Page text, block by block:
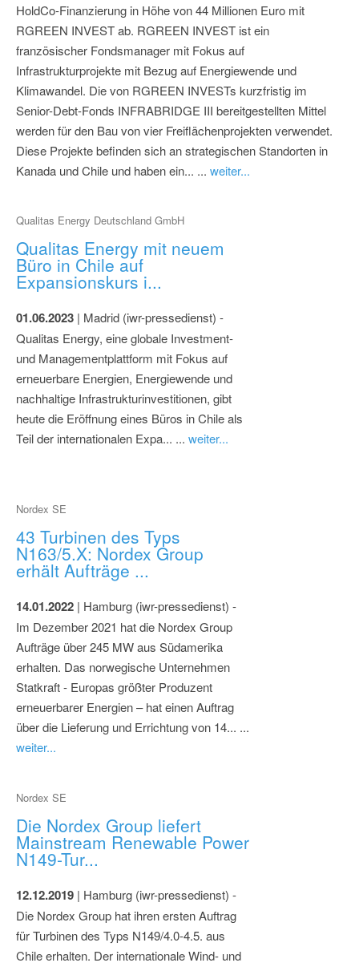
HoldCo-Finanzierung in Höhe von 44 Millionen Euro mit
RGREEN INVEST ab. RGREEN INVEST ist ein
französischer Fondsmanager mit Fokus auf
Infrastrukturprojekte mit Bezug auf Energiewende und
Klimawandel. Die von RGREEN INVESTs kurzfristig im
Senior-Debt-Fonds INFRABRIDGE III bereitgestellten Mittel
werden für den Bau von vier Freiflächenprojekten verwendet.
Diese Projekte befinden sich an strategischen Standorten in
Kanada und Chile und haben ein... ... weiter...
Qualitas Energy Deutschland GmbH
Qualitas Energy mit neuem
Büro in Chile auf
Expansionskurs i...
01.06.2023 | Madrid (iwr-pressedienst) -
Qualitas Energy, eine globale Investment-
und Managementplattform mit Fokus auf
erneuerbare Energien, Energiewende und
nachhaltige Infrastrukturinvestitionen, gibt
heute die Eröffnung eines Büros in Chile als
Teil der internationalen Expa... ... weiter...
Nordex SE
43 Turbinen des Typs
N163/5.X: Nordex Group
erhält Aufträge ...
14.01.2022 | Hamburg (iwr-pressedienst) -
Im Dezember 2021 hat die Nordex Group
Aufträge über 245 MW aus Südamerika
erhalten. Das norwegische Unternehmen
Statkraft - Europas größter Produzent
erneuerbarer Energien – hat einen Auftrag
über die Lieferung und Errichtung von 14... ...
weiter...
Nordex SE
Die Nordex Group liefert
Mainstream Renewable Power
N149-Tur...
12.12.2019 | Hamburg (iwr-pressedienst) -
Die Nordex Group hat ihren ersten Auftrag
für Turbinen des Typs N149/4.0-4.5. aus
Chile erhalten. Der internationale Wind- und